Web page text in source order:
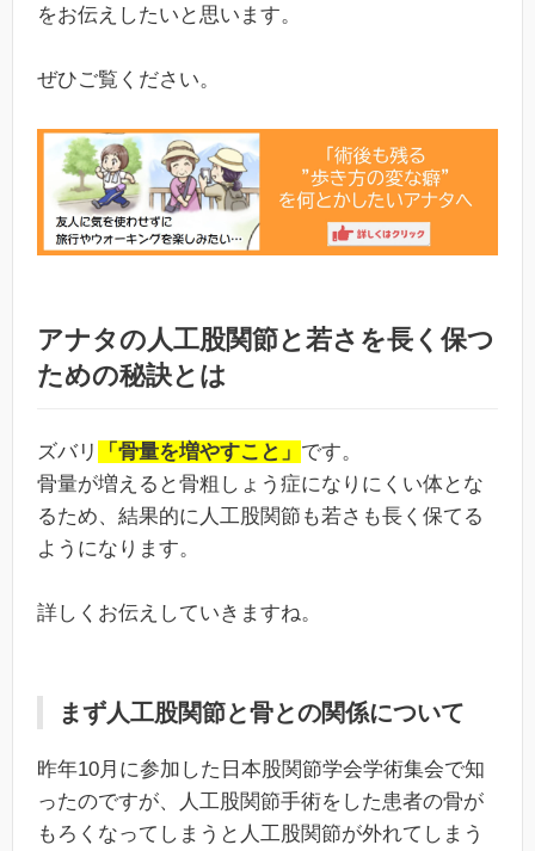
をお伝えしたいと思います。
ぜひご覧ください。
アナタの人工股関節と若さを長く保つ
ための秘訣とは
ズバリ 「骨量を増やすこと」 です。
骨量が増えると骨粗しょう症になりにくい体とな
るため、結果的に人工股関節も若さも長く保てる
ようになります。
詳しくお伝えしていきますね。
まず人工股関節と骨との関係について
昨年10月に参加した日本股関節学会学術集会で知
ったのですが、人工股関節手術をした患者の骨が
もろくなってしまうと人工股関節が外れてしまう